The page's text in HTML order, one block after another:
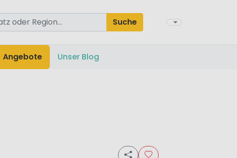
Suche
Angebote Unser Blog